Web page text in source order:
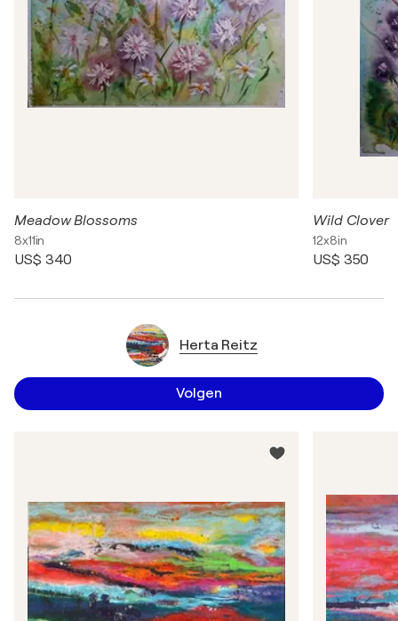
Meadow Blossoms
8x11in
US$ 340
Wild Clover
12x8in
US$ 350
Herta Reitz
Volgen